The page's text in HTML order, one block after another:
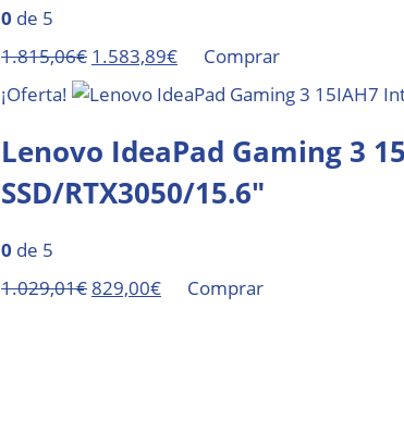
0 de 5
1.815,06€ 1.583,89€
Comprar
¡Oferta!
Lenovo IdeaPad Gaming 3
SSD/RTX3050/15.6″
0 de 5
1.029,01€ 829,00€ Comprar